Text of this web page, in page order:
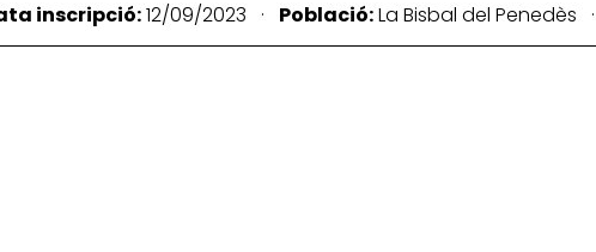
inscripció:12/09/2023 · Població:La Bisbal del Penedès ·